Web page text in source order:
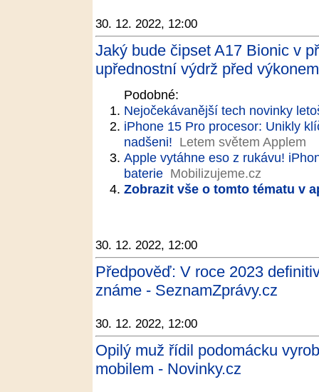
30. 12. 2022, 12:00
Jaký bude čipset A17 Bionic v
upřednostní výdrž před
Podobné:
Nejočekávanější tech novinky
iPhone 15 Pro procesor: Unikly
nadšeni! Letem světem Applem
Apple vytáhne eso z rukávu!
baterie Mobilizujeme.cz
Zobrazit vše o tomto tématu v
30. 12. 2022, 12:00
Předpověď: V roce 2023
známe - SeznamZprávy.cz
30. 12. 2022, 12:00
Opilý muž řídil podomácku
mobilem - Novinky.cz